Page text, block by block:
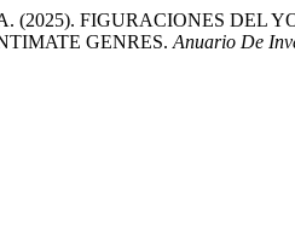
A. (2025). FIGURACIONES
GENRES. Anuario De